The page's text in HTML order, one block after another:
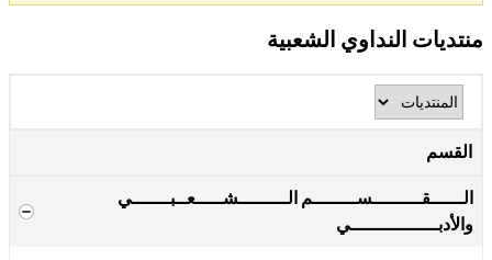
منتديات النداوي الشعبية
القسم
الــــــقـــــــــســــــــم الـــــــــشـــــعــبـــــــي
والأدبــــــــــــــــي